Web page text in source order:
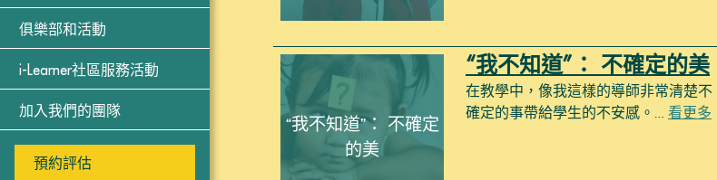
俱樂部和活動
i-Learner社區服務活動
加入我們的團隊
預約評估
“我不知道”： 不確定
的美
“我不知道”： 不確定的美
在教學中，像我這樣的導師非常清楚不
確定的事帶給學生的不安感。… 看更多